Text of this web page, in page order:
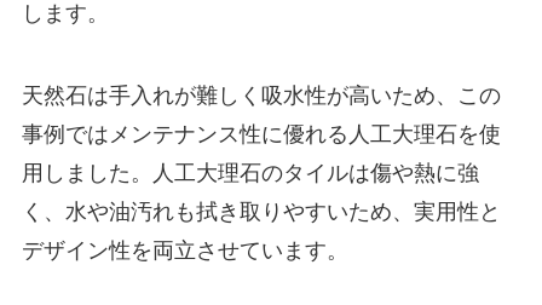
します。
天然石は手入れが難しく吸水性が高いため、この
事例ではメンテナンス性に優れる人工大理石を使
用しました。人工大理石のタイルは傷や熱に強
く、水や油汚れも拭き取りやすいため、実用性と
デザイン性を両立させています。